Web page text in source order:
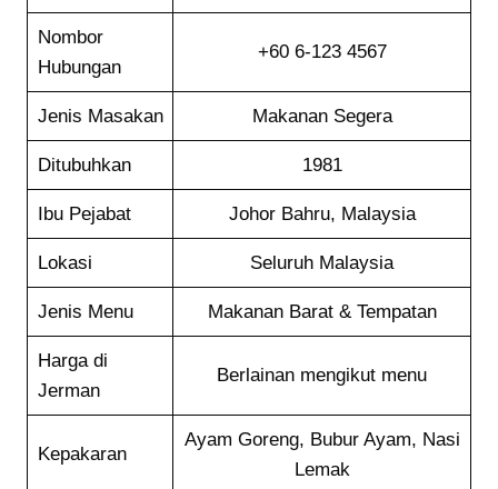
Nombor
Hubungan
+60 6-123 4567
Jenis Masakan Makanan Segera
Ditubuhkan 1981
Ibu Pejabat Johor Bahru, Malaysia
Lokasi Seluruh Malaysia
Jenis Menu Makanan Barat & Tempatan
Harga di
Jerman
Berlainan mengikut menu
Kepakaran
Ayam Goreng, Bubur Ayam, Nasi
Lemak